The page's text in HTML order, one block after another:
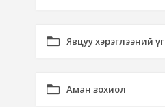
Явцуу хэрэглээний үг
Аман зохиол